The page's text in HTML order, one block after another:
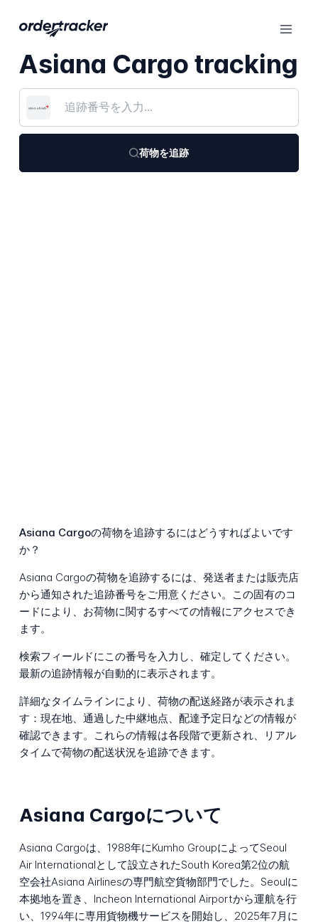
Asiana Cargo tracking
荷物を追跡
Asiana Cargoの荷物を追跡するにはどうすればよいです
か？
Asiana Cargoの荷物を追跡するには、発送者または販売店
から通知された追跡番号をご用意ください。この固有のコ
ードにより、お荷物に関するすべての情報にアクセスでき
ます。
検索フィールドにこの番号を入力し、確定してください。
最新の追跡情報が自動的に表示されます。
詳細なタイムラインにより、荷物の配送経路が表示されま
す：現在地、通過した中継地点、配達予定日などの情報が
確認できます。これらの情報は各段階で更新され、リアル
タイムで荷物の配送状況を追跡できます。
Asiana Cargoについて
Asiana Cargoは、1988年にKumho GroupによってSeoul
Air Internationalとして設立されたSouth Korea第2位の航
空会社Asiana Airlinesの専門航空貨物部門でした。Seoulに
本拠地を置き、Incheon International Airportから運航を行
い、1994年に専用貨物機サービスを開始し、2025年7月に